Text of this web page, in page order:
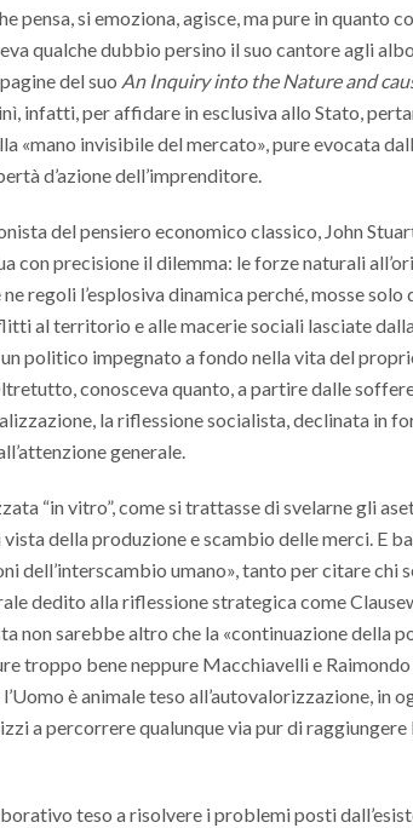
pensa, si emoziona, agisce, ma pure in quanto
qualche dubbio persino il suo cantore agli
del suo An Inquiry into the Nature and
infatti, per affidare in esclusiva allo Stato,
«mano invisibile del mercato», pure evocata
d’azione dell’imprenditore.
del pensiero economico classico, John
con precisione il dilemma: le forze naturali
regoli l’esplosiva dinamica perché, mosse solo
al territorio e alle macerie sociali lasciate
politico impegnato a fondo nella vita del
conosceva quanto, a partire dalle
la riflessione socialista, declinata in
generale.
“in vitro”, come si trattasse di svelarne gli
della produzione e scambio delle merci. E
dell’interscambio umano», tanto per citare chi
dedito alla riflessione strategica come
non sarebbe altro che la «continuazione della
troppo bene neppure Macchiavelli e
è animale teso all’autovalorizzazione, in
a percorrere qualunque via pur di raggiungere
teso a risolvere i problemi posti